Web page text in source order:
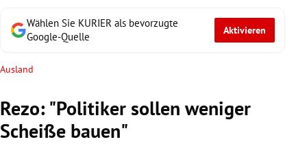
Wählen Sie KURIER als bevorzugte
Google-Quelle
Aktivieren
Ausland
Rezo: "Politiker sollen weniger
Scheiße bauen"